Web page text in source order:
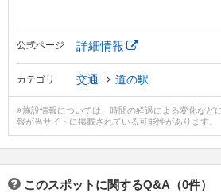
公式ページ 詳細情報
カテゴリ 交通 道の駅
※施設情報については、時間の経過による変化など
報が当サイトに掲載されている可能性があります。
このスポットに関するQ&A（0件）